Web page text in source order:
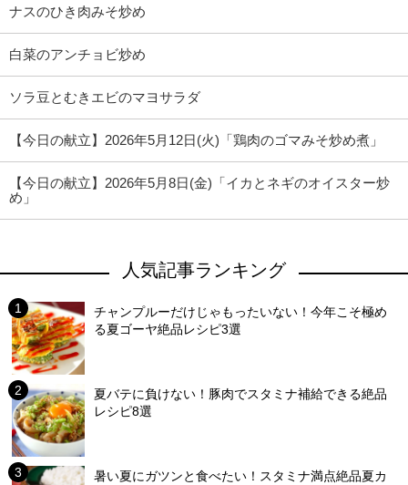
ナスのひき肉みそ炒め
白菜のアンチョビ炒め
ソラ豆とむきエビのマヨサラダ
【今日の献立】2026年5月12日(火)「鶏肉のゴマみそ炒め煮」
【今日の献立】2026年5月8日(金)「イカとネギのオイスター炒
め」
人気記事ランキング
チャンプルーだけじゃもったいない！今年こそ極め
る夏ゴーヤ絶品レシピ3選
夏バテに負けない！豚肉でスタミナ補給できる絶品
レシピ8選
暑い夏にガツンと食べたい！スタミナ満点絶品夏カ